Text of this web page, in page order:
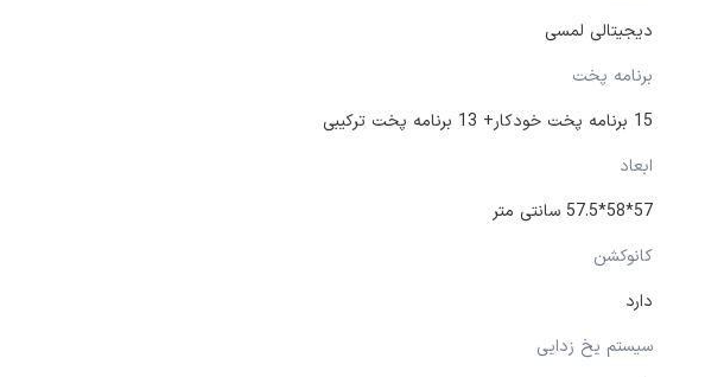
دیجیتالی لمسی
برنامه پخت
15 برنامه پخت خودکار+ 13 برنامه پخت ترکیبی
ابعاد
57*58*57.5 سانتی متر
کانوکشن
دارد
سیستم یخ زدایی